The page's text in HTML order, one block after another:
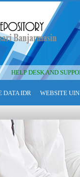
HELP DESK AND
DATA IDR WEBSITE